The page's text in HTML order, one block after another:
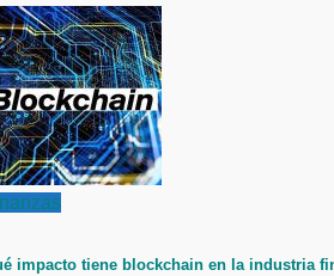
impacto tiene blockchain en la industria